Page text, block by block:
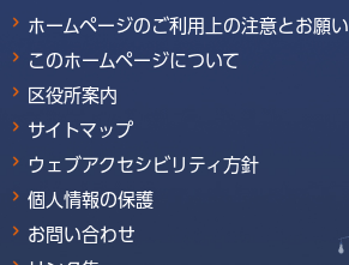
ホームページのご利用上の注意とお願い
このホームページについて
区役所案内
サイトマップ
ウェブアクセシビリティ方針
個人情報の保護
お問い合わせ